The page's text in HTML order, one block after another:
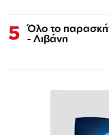
5 Όλο το
- Λιβάνη